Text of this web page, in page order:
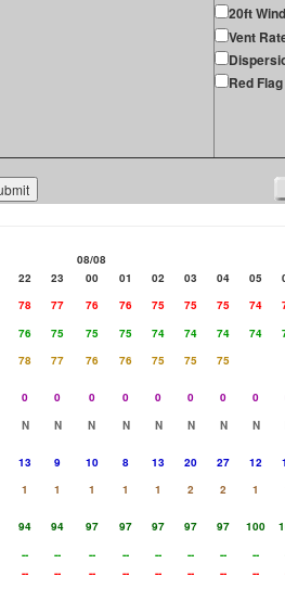
20ft Wind
Vent
Red
08/08
22 23 00 01 02 03 04 05
78 77 76 76 75 75 75 74
76 75 75 75 74 74 74 74
78 77 76 76 75 75 75
0 0 0 0 0 0 0 0
N N N N N N N N
13 9 10 8 13 20 27 12
1 1 1 1 1 2 2 1
94 94 97 97 97 97 97 100
-- -- -- -- -- -- -- --
-- -- -- -- -- -- -- --